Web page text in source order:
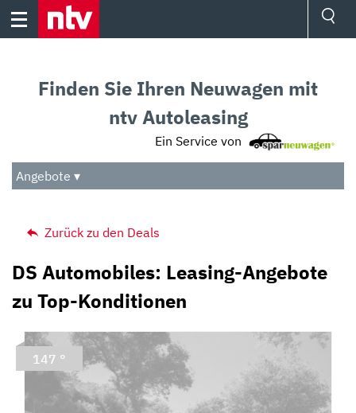
Skip
Audio
Das Beste
Finden Sie Ihren Neuwagen mit
ntv Autoleasing
Ein Service von
Angebote ▾
Zurück zu den Deals
DS Automobiles: Leasing-Angebote
zu Top-Konditionen
147 °